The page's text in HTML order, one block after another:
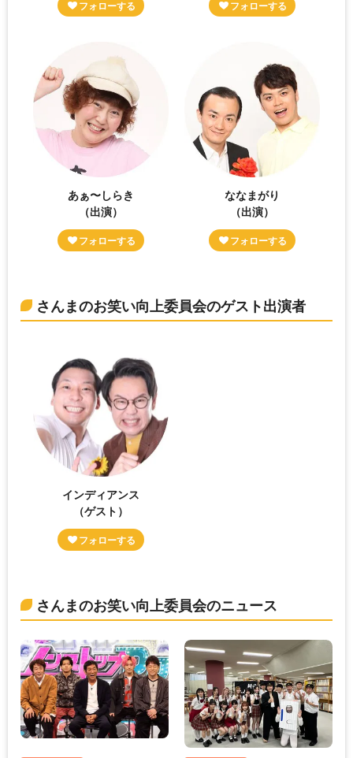
あぁ〜しらき
（出演）
ななまがり
（出演）
さんまのお笑い向上委員会のゲスト出演者
インディアンス
（ゲスト）
さんまのお笑い向上委員会のニュース